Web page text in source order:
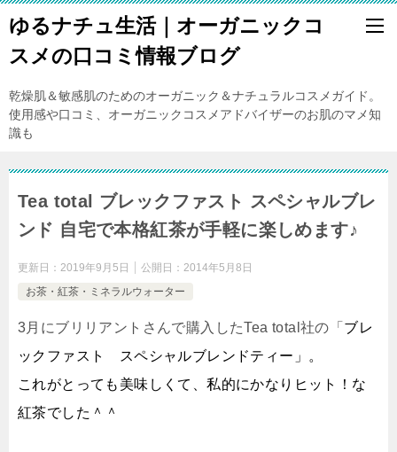
ゆるナチュ生活｜オーガニックコ
スメの口コミ情報ブログ
乾燥肌＆敏感肌のためのオーガニック＆ナチュラルコスメガイド。
使用感や口コミ、オーガニックコスメアドバイザーのお肌のマメ知
識も
Tea total ブレックファスト スペシャルブレ
ンド 自宅で本格紅茶が手軽に楽しめます♪
更新日： 2019年9月5日 公開日： 2014年5月8日
お茶・紅茶・ミネラルウォーター
3月にブリリアントさんで購入したTea total社の「 ブレ
ックファスト スペシャルブレンドティー」。
これがとっても美味しくて、私的にかなりヒット！な
紅茶でした＾＾